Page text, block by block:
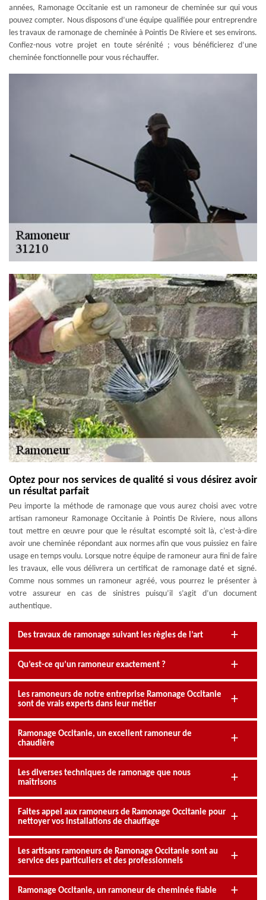
années, Ramonage Occitanie est un ramoneur de cheminée sur qui vous
pouvez compter. Nous disposons d’une équipe qualifiée pour entreprendre
les travaux de ramonage de cheminée à Pointis De Riviere et ses environs.
Confiez-nous votre projet en toute sérénité ; vous bénéficierez d’une
cheminée fonctionnelle pour vous réchauffer.
Optez pour nos services de qualité si vous désirez avoir
un résultat parfait
Peu importe la méthode de ramonage que vous aurez choisi avec votre
artisan ramoneur Ramonage Occitanie à Pointis De Riviere, nous allons
tout mettre en œuvre pour que le résultat escompté soit là, c’est-à-dire
avoir une cheminée répondant aux normes afin que vous puissiez en faire
usage en temps voulu. Lorsque notre équipe de ramoneur aura fini de faire
les travaux, elle vous délivrera un certificat de ramonage daté et signé.
Comme nous sommes un ramoneur agréé, vous pourrez le présenter à
votre assureur en cas de sinistres puisqu’il s’agit d’un document
authentique.
Des travaux de ramonage suivant les règles de l’art
Qu’est-ce qu’un ramoneur exactement ?
Les ramoneurs de notre entreprise Ramonage Occitanie
sont de vrais experts dans leur métier
Ramonage Occitanie, un excellent ramoneur de
chaudière
Les diverses techniques de ramonage que nous
maîtrisons
Faites appel aux ramoneurs de Ramonage Occitanie pour
nettoyer vos installations de chauffage
Les artisans ramoneurs de Ramonage Occitanie sont au
service des particuliers et des professionnels
Ramonage Occitanie, un ramoneur de cheminée fiable